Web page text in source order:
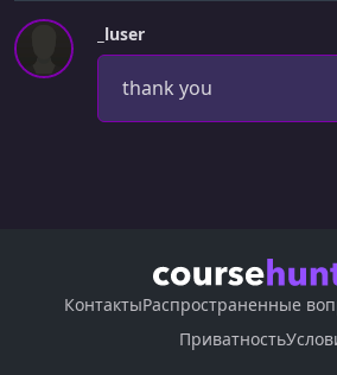
_luser
thank you
КонтактыРаспространенные
Приватность